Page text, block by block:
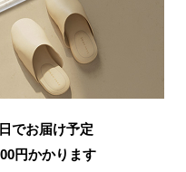
でお届け予定
円かかります